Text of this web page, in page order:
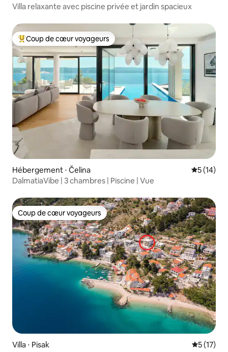
Villa relaxante avec piscine privée et jardin spacieux
Coups de cœur voyageurs les plus appréciés
Coup de cœur voyageurs
Hébergement ⋅ Čelina
5 (14)
DalmatiaVibe | 3 chambres | Piscine | Vue
Coup de cœur voyageurs
Coup de cœur voyageurs
Villa ⋅ Pisak
5 (17)